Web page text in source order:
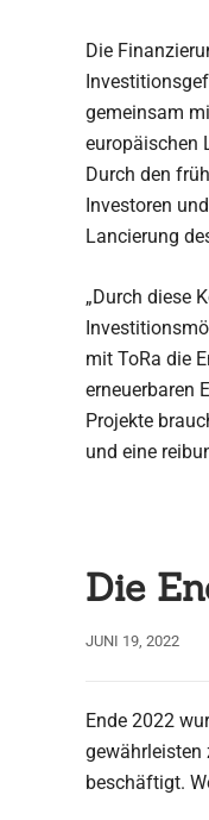
Die
gemeinsam
europäischen
Durch den
Investoren
Lancierung
„Durch diese
mit ToRa die
erneuerbaren
Projekte
und eine
Die
JUNI 19, 2022
Ende 2022
gewährleisten
beschäftigt.